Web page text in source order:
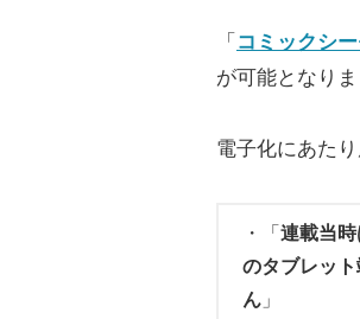
「 コミックシ
が可能となりま
電子化にあた
・「 連載当
のタブレッ
ん 」